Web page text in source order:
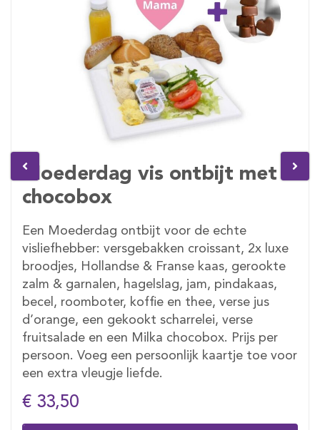
Moederdag vis ontbijt met
chocobox
Een Moederdag ontbijt voor de echte
visliefhebber: versgebakken croissant, 2x luxe
broodjes, Hollandse & Franse kaas, gerookte
zalm & garnalen, hagelslag, jam, pindakaas,
becel, roomboter, koffie en thee, verse jus
d’orange, een gekookt scharrelei, verse
fruitsalade en een Milka chocobox. Prijs per
persoon. Voeg een persoonlijk kaartje toe voor
een extra vleugje liefde.
€ 33,50